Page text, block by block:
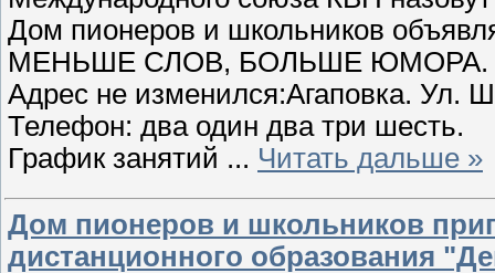
Дом пионеров и школьников
МЕНЬШЕ СЛОВ, БОЛЬШЕ ЮМОРА.
Адрес не изменился:Агаповка. Ул.
Телефон: два один два три шесть.
График занятий ... Читать дальше »
Дом пионеров и школьников
дистанционного образования